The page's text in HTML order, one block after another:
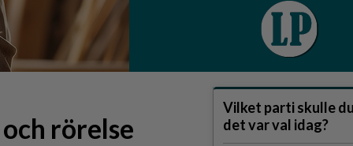
rörelse
Vilket parti skulle
det var val idag?